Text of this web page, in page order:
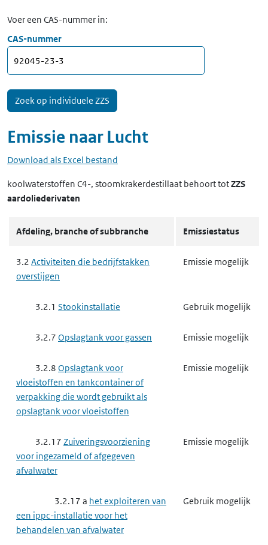
Voer een CAS-nummer in:
CAS-nummer
Emissie naar Lucht
Download als Excel bestand
koolwaterstoffen C4-, stoomkrakerdestillaat behoort totZZS
aardoliederivaten
Afdeling, branche of subbranche Emissiestatus
3.2 Activiteiten die bedrijfstakken
overstijgen
Emissie mogelijk
3.2.1 Stookinstallatie Gebruik mogelijk
3.2.7 Opslagtank voor gassen Emissie mogelijk
3.2.8 Opslagtank voor
vloeistoffen en tankcontainer of
verpakking die wordt gebruikt als
opslagtank voor vloeistoffen
Emissie mogelijk
3.2.17 Zuiveringsvoorziening
voor ingezameld of afgegeven
afvalwater
Emissie mogelijk
3.2.17 a het exploiteren van
een ippc-installatie voor het
behandelen van afvalwater
Gebruik mogelijk